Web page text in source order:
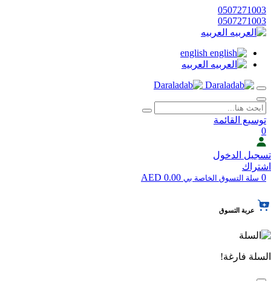
0507271003
0507271003
العربيه
english
العربيه
توسيع القائمة
0
تسجيل الدخول
اشتراك
0 سلة التسوق الخاصة بي
عربة التسوق
السلة فارغة!